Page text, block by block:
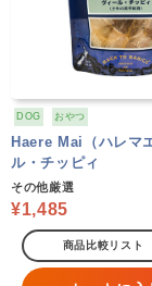
DOG おやつ
Haere Mai（ハレ
ル・チッピィ
その他厳選
¥1,485
商品比較リスト